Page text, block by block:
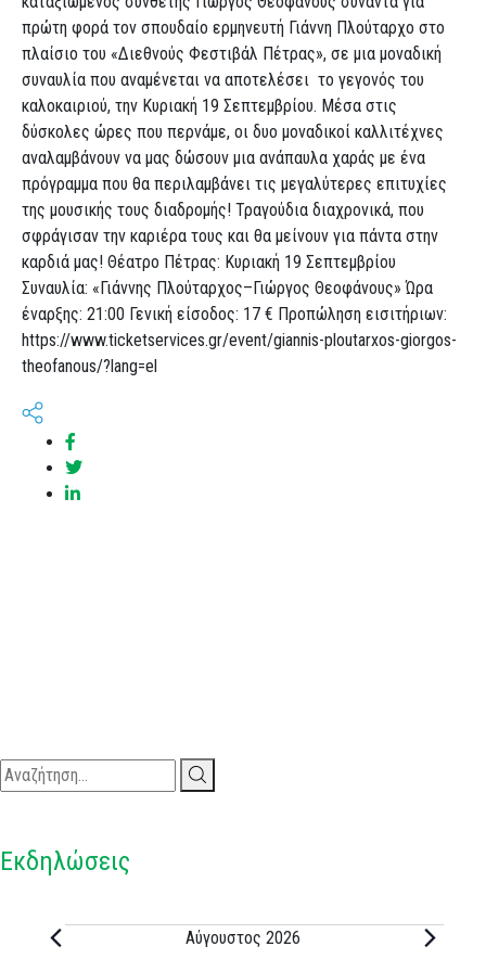
πρώτη φορά τον σπουδαίο ερμηνευτή Γιάννη Πλούταρχο στο
πλαίσιο του «Διεθνούς Φεστιβάλ Πέτρας», σε μια μοναδική
συναυλία που αναμένεται να αποτελέσει το γεγονός του
καλοκαιριού, την Κυριακή 19 Σεπτεμβρίου. Μέσα στις
δύσκολες ώρες που περνάμε, οι δυο μοναδικοί καλλιτέχνες
αναλαμβάνουν να μας δώσουν μια ανάπαυλα χαράς με ένα
πρόγραμμα που θα περιλαμβάνει τις μεγαλύτερες επιτυχίες
της μουσικής τους διαδρομής! Τραγούδια διαχρονικά, που
σφράγισαν την καριέρα τους και θα μείνουν για πάντα στην
καρδιά μας! Θέατρο Πέτρας: Κυριακή 19 Σεπτεμβρίου
Συναυλία: «Γιάννης Πλούταρχος–Γιώργος Θεοφάνους» Ώρα
έναρξης: 21:00 Γενική είσοδος: 17 € Προπώληση εισιτήριων:
https://www.ticketservices.gr/event/giannis-ploutarxos-giorgos-
theofanous/?lang=el
Εκδηλώσεις
Αύγουστος 2026